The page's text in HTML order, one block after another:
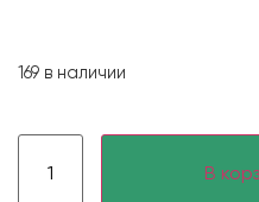
169 в наличии
В